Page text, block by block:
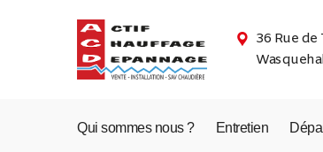
36 Rue de
Qui sommes nous ? Entretien